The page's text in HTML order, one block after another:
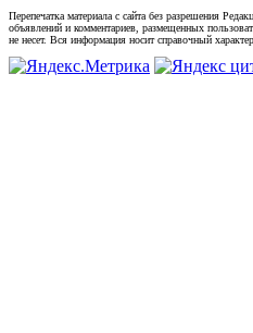
Перепечатка материала с сайта без разрешения
объявлений и комментариев, размещенных
не несет. Вся информация носит справочный